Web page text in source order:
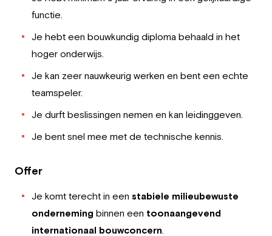
functie.
Je hebt een bouwkundig diploma behaald in het
hoger onderwijs.
Je kan zeer nauwkeurig werken en bent een echte
teamspeler.
Je durft beslissingen nemen en kan leidinggeven.
Je bent snel mee met de technische kennis.
Offer
Je komt terecht in een stabiele milieubewuste
onderneming binnen een toonaangevend
internationaal bouwconcern.